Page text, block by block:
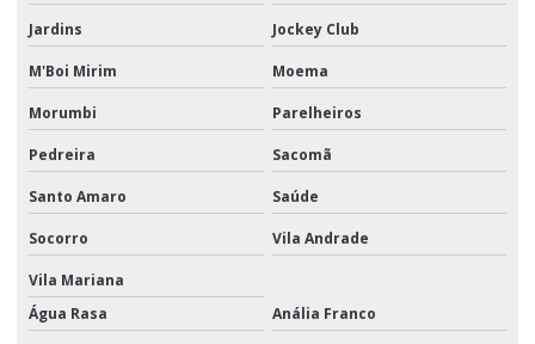
Transporte aéreo de mercadorias
Transporte aéreo nacional
Transporte aéreo quanto custa
Transporte aéreo são paulo
Transporte aéreo e terrestre
Transporte aéreo valor
Jardins Jockey Club
M'Boi Mirim Moema
Morumbi Parelheiros
Pedreira Sacomã
Santo Amaro Saúde
Socorro Vila Andrade
Vila Mariana
Água Rasa
Anália Franco